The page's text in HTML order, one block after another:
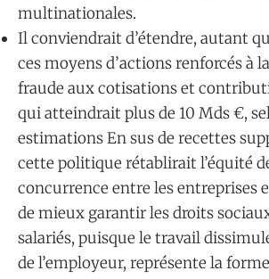
multinationales.
Il conviendrait d’étendre, autant
ces moyens d’actions renforcés à
fraude aux cotisations et
qui atteindrait plus de 10 Mds €,
estimations En sus de recettes
cette politique rétablirait l’équité
concurrence entre les entreprises
de mieux garantir les droits
salariés, puisque le travail
de l’employeur, représente la